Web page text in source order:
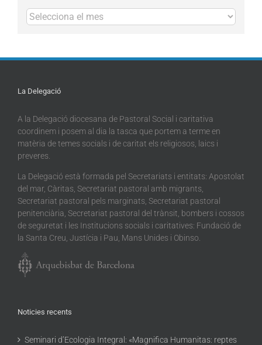
Arxius
La Delegació
A la Delegació diocesana de Pastoral Social i caritativa
coordinem i posem al dia la tasca que portem a terme en
matèria de temes socials i de caritat els religiosos, laics i
preveres.
La Delegació està formada pel Secretariats i entitats: Apostolat
del mar, Càritas, Secretariat pastoral amb migrants,
Secretariat pastoral pels marginats, Secretariat pastoral
penitenciària, Secretariat pastoral del trànsit, bombers i cossos
de seguretat i les Institucions socials i caritatives: Fundació de
la Santa Creu, Justícia i Pau, Mans Unides i Obinso.
Noticies recents
Seminari d’Ecologia Integral: «Magnifica Humanitas: reptes